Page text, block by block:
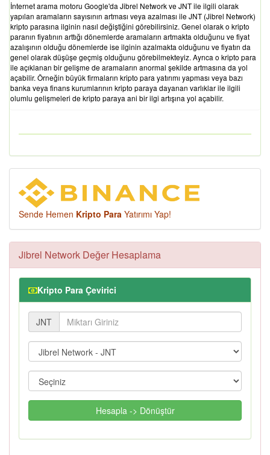
İnternet arama motoru Google'da Jibrel Network ve JNT ile ilgili olarak
yapılan aramaların sayısının artması veya azalması ile JNT (Jibrel Network)
kripto parasına ilginin nasıl değiştiğini görebilirsiniz. Genel olarak o kripto
paranın fiyatının arttığı dönemlerde aramaların artmakta olduğunu ve fiyat
azalışının olduğu dönemlerde ise ilginin azalmakta olduğunu ve fiyatın da
genel olarak düşüşe geçmiş olduğunu görebilmekteyiz. Ayrıca o kripto para
ile açıklanan bir gelişme de aramaların anormal şekilde artmasına da yol
açabilir. Örneğin büyük firmaların kripto para yatırımı yapması veya bazı
banka veya finans kurumlarının kripto paraya dayanan varlıklar ile ilgili
olumlu gelişmeleri de kripto paraya ani bir ilgi artışına yol açabilir.
Sende Hemen Kripto Para Yatırımı Yap!
Jibrel Network Değer Hesaplama
Kripto Para Çevirici
JNT
Hesapla -> Dönüştür